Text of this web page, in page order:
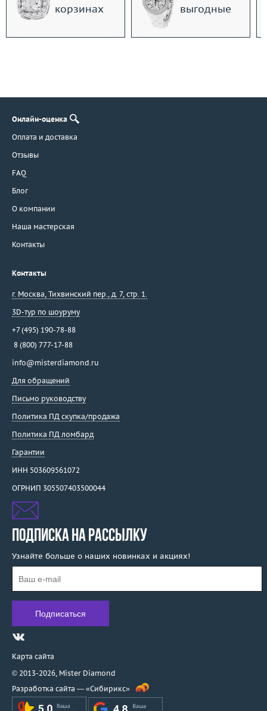
корзинах
выгодные
Онлайн-оценка
Оплата и доставка
Отзывы
FAQ
Блог
О компании
Наша мастерская
Контакты
Контакты
г. Москва, Тихвинский пер., д. 7, стр. 1.
3D-тур по шоуруму
+7 (495) 190-78-88
8 (800) 777-17-88
info@misterdiamond.ru
Для обращений
Письмо руководству
Политика ПД скупка/продажа
Политика ПД ломбард
Гарантии
ИНН 503609561072
ОГРНИП 305507403500044
ПОДПИСКА НА РАССЫЛКУ
Узнайте больше о наших новинках и акциях!
Карта сайта
© 2013-2026, Mister Diamond
Разработка сайта — «Сибирикс»